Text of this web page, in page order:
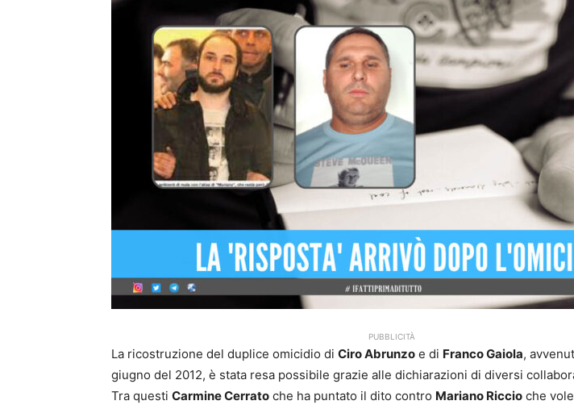
PUBBLICITÀ
La ricostruzione del duplice omicidio di Ciro Abrunzo e di Franco Gaiola,
giugno del 2012, è stata resa possibile grazie alle dichiarazioni di diversi
Tra questi Carmine Cerrato che ha puntato il dito contro Mariano Riccio che